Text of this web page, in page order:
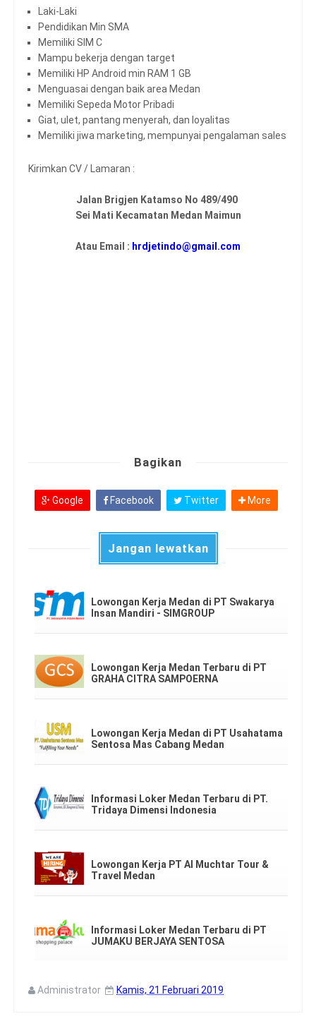
Laki-Laki
Pendidikan Min SMA
Memiliki SIM C
Mampu bekerja dengan target
Memiliki HP Android min RAM 1 GB
Menguasai dengan baik area Medan
Memiliki Sepeda Motor Pribadi
Giat, ulet, pantang menyerah, dan loyalitas
Memiliki jiwa marketing, mempunyai pengalaman sales
Kirimkan CV / Lamaran :
Jalan Brigjen Katamso No 489/490
Sei Mati Kecamatan Medan Maimun
Atau Email : hrdjetindo@gmail.com
Bagikan
Google Facebook Twitter More
Jangan lewatkan
Lowongan Kerja Medan di PT Swakarya
Insan Mandiri - SIMGROUP
Lowongan Kerja Medan Terbaru di PT
GRAHA CITRA SAMPOERNA
Lowongan Kerja Medan di PT Usahatama
Sentosa Mas Cabang Medan
Informasi Loker Medan Terbaru di PT.
Tridaya Dimensi Indonesia
Lowongan Kerja PT Al Muchtar Tour &
Travel Medan
Informasi Loker Medan Terbaru di PT
JUMAKU BERJAYA SENTOSA
Administrator Kamis, 21 Februari 2019